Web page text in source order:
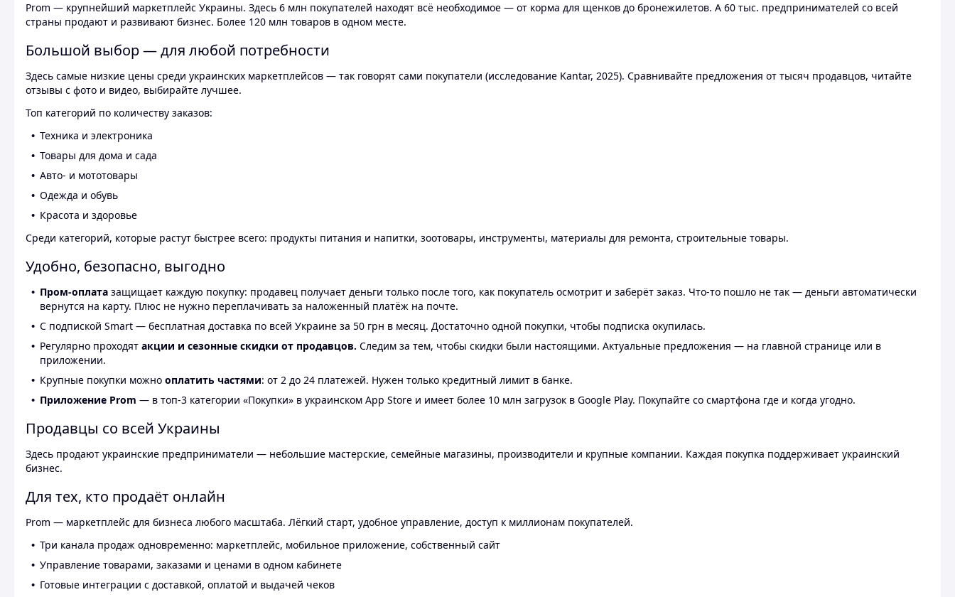
Prom — крупнейший маркетплейс Украины. Здесь 6 млн покупателей находят всё необходимое — от корма для щенков до бронежилетов. А 60 тыс. предпринимателей со всей
страны продают и развивают бизнес. Более 120 млн товаров в одном месте.
Большой выбор — для любой потребности
Здесь самые низкие цены среди украинских маркетплейсов — так говорят сами покупатели (исследование Kantar, 2025). Сравнивайте предложения от тысяч продавцов, читайте
отзывы с фото и видео, выбирайте лучшее.
Топ категорий по количеству заказов:
Техника и электроника
Товары для дома и сада
Авто- и мототовары
Одежда и обувь
Красота и здоровье
Среди категорий, которые растут быстрее всего: продукты питания и напитки, зоотовары, инструменты, материалы для ремонта, строительные товары.
Удобно, безопасно, выгодно
Пром-оплата защищает каждую покупку: продавец получает деньги только после того, как покупатель осмотрит и заберёт заказ. Что-то пошло не так — деньги автоматически
вернутся на карту. Плюс не нужно переплачивать за наложенный платёж на почте.
С подпиской Smart — бесплатная доставка по всей Украине за 50 грн в месяц. Достаточно одной покупки, чтобы подписка окупилась.
Регулярно проходят акции и сезонные скидки от продавцов. Следим за тем, чтобы скидки были настоящими. Актуальные предложения — на главной странице или в
приложении.
Крупные покупки можно оплатить частями: от 2 до 24 платежей. Нужен только кредитный лимит в банке.
Приложение Prom — в топ-3 категории «Покупки» в украинском App Store и имеет более 10 млн загрузок в Google Play. Покупайте со смартфона где и когда угодно.
Продавцы со всей Украины
Здесь продают украинские предприниматели — небольшие мастерские, семейные магазины, производители и крупные компании. Каждая покупка поддерживает украинский
бизнес.
Для тех, кто продаёт онлайн
Prom — маркетплейс для бизнеса любого масштаба. Лёгкий старт, удобное управление, доступ к миллионам покупателей.
Три канала продаж одновременно: маркетплейс, мобильное приложение, собственный сайт
Управление товарами, заказами и ценами в одном кабинете
Готовые интеграции с доставкой, оплатой и выдачей чеков